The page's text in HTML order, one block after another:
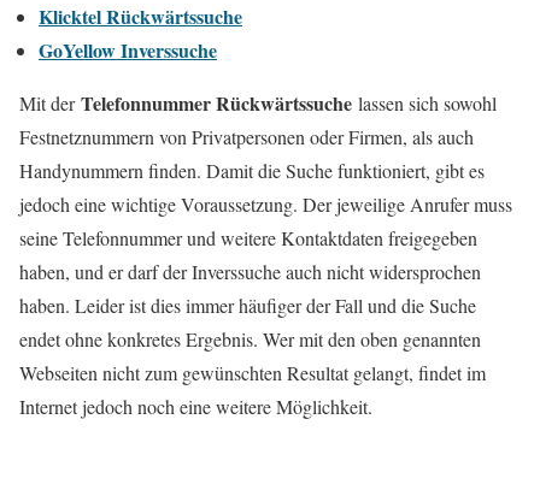
Klicktel Rückwärtssuche
GoYellow Inverssuche
Mit derTelefonnummer Rückwärtssuche lassen sich sowohl
Festnetznummern von Privatpersonen oder Firmen, als auch
Handynummern finden. Damit die Suche funktioniert, gibt es
jedoch eine wichtige Voraussetzung. Der jeweilige Anrufer muss
seine Telefonnummer und weitere Kontaktdaten freigegeben
haben, und er darf der Inverssuche auch nicht widersprochen
haben. Leider ist dies immer häufiger der Fall und die Suche
endet ohne konkretes Ergebnis. Wer mit den oben genannten
Webseiten nicht zum gewünschten Resultat gelangt, findet im
Internet jedoch noch eine weitere Möglichkeit.